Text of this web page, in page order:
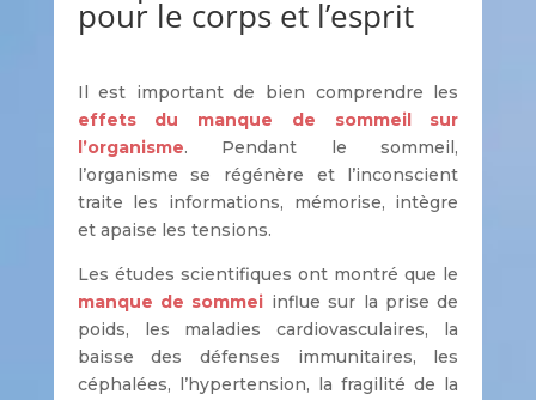
pour le corps et l’esprit
Il est important de bien comprendre les
effets du manque de sommeil sur
l’organisme. Pendant le sommeil,
l’organisme se régénère et l’inconscient
traite les informations, mémorise, intègre
et apaise les tensions.
Les études scientifiques ont montré que le
manque de sommei influe sur la prise de
poids, les maladies cardiovasculaires, la
baisse des défenses immunitaires, les
céphalées, l’hypertension, la fragilité de la